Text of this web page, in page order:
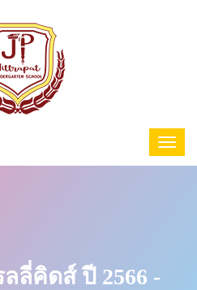
ลี่คิดส์ ปี 2566 -